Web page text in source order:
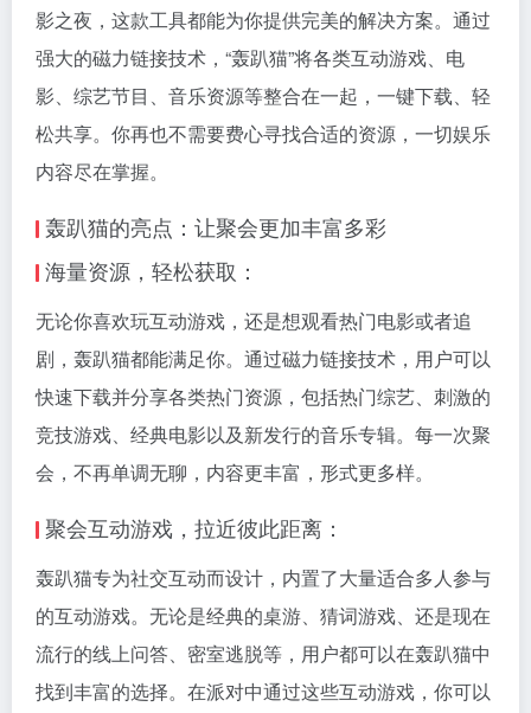
影之夜，这款工具都能为你提供完美的解决方案。通过
强大的磁力链接技术，“轰趴猫”将各类互动游戏、电
影、综艺节目、音乐资源等整合在一起，一键下载、轻
松共享。你再也不需要费心寻找合适的资源，一切娱乐
内容尽在掌握。
轰趴猫的亮点：让聚会更加丰富多彩
海量资源，轻松获取：
无论你喜欢玩互动游戏，还是想观看热门电影或者追
剧，轰趴猫都能满足你。通过磁力链接技术，用户可以
快速下载并分享各类热门资源，包括热门综艺、刺激的
竞技游戏、经典电影以及新发行的音乐专辑。每一次聚
会，不再单调无聊，内容更丰富，形式更多样。
聚会互动游戏，拉近彼此距离：
轰趴猫专为社交互动而设计，内置了大量适合多人参与
的互动游戏。无论是经典的桌游、猜词游戏、还是现在
流行的线上问答、密室逃脱等，用户都可以在轰趴猫中
找到丰富的选择。在派对中通过这些互动游戏，你可以